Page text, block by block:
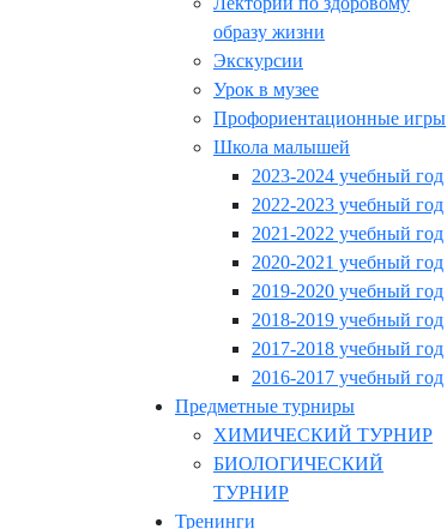
образу жизни
Экскурсии
Урок в музее
Профориентационные игры
Школа малышей
2023-2024 учебный год
2022-2023 учебный год
2021-2022 учебный год
2020-2021 учебный год
2019-2020 учебный год
2018-2019 учебный год
2017-2018 учебный год
2016-2017 учебный год
Предметные турниры
ХИМИЧЕСКИЙ ТУРНИР
БИОЛОГИЧЕСКИЙ
ТУРНИР
Тренинги